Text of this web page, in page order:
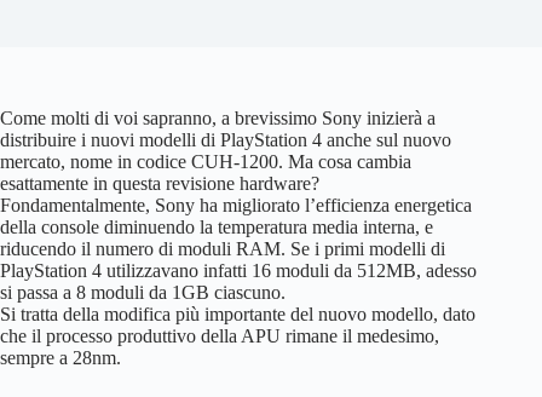
Come molti di voi sapranno, a brevissimo Sony inizierà a
distribuire i nuovi modelli di PlayStation 4 anche sul nuovo
mercato, nome in codice CUH-1200. Ma cosa cambia
esattamente in questa revisione hardware?
Fondamentalmente, Sony ha migliorato l’efficienza energetica
della console diminuendo la temperatura media interna, e
riducendo il numero di moduli RAM. Se i primi modelli di
PlayStation 4 utilizzavano infatti 16 moduli da 512MB, adesso
si passa a 8 moduli da 1GB ciascuno.
Si tratta della modifica più importante del nuovo modello, dato
che il processo produttivo della APU rimane il medesimo,
sempre a 28nm.